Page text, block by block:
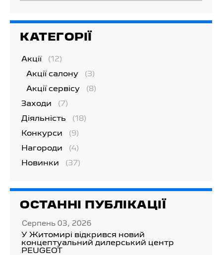
КАТЕГОРІЇ
Акції (12)
Акції салону (3)
Акції сервісу (8)
Заходи (7)
Діяльність (18)
Конкурси (9)
Нагороди (4)
Новинки (37)
ОСТАННІ ПУБЛІКАЦІЇ
Серпень 03, 2026
У Житомирі відкрився новий
концептуальний дилерський центр
PEUGEOT